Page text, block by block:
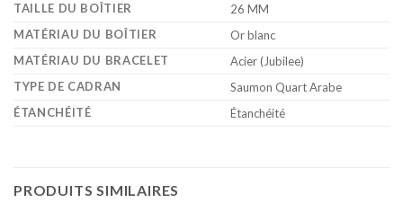
TAILLE DU BOÎTIER
26 MM
MATÉRIAU DU BOÎTIER
Or blanc
MATÉRIAU DU BRACELET
Acier (Jubilee)
TYPE DE CADRAN
Saumon Quart Arabe
ÉTANCHÉITÉ
Étanchéité
PRODUITS SIMILAIRES